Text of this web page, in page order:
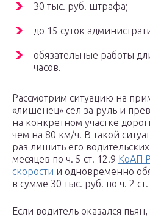
30 тыс. руб. штрафа;
до 15 суток
обязательные работы
часов.
Рассмотрим ситуацию на
«лишенец» сел за руль и
на конкретном участке
чем на 80 км/ч. В такой
раз лишить его
месяцев по ч. 5 ст. 12.9 КоАП
скорости и одновременно
в сумме 30 тыс. руб. по ч. 2
Если водитель оказался